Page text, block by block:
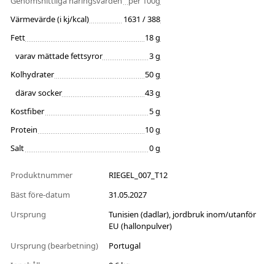
Värmevärde (i kj/kcal)
1631 / 388
Fett
18 g
varav mättade fettsyror
3 g
Kolhydrater
50 g
därav socker
43 g
Kostfiber
5 g
Protein
10 g
Salt
0 g
Produktnummer
RIEGEL_007_T12
Bäst före-datum
31.05.2027
Ursprung
Tunisien (dadlar), jordbruk inom/utanför
EU (hallonpulver)
Ursprung (bearbetning)
Portugal